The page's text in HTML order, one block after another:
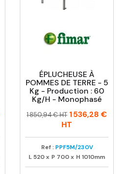
ÉPLUCHEUSE À
POMMES DE TERRE - 5
Kg - Production : 60
Kg/h - Monophasé
Prix
Prix
1 850,94 € HT 1 536,28 €
HT
Ref : PPF5M/230V
L520x P 700x H 1010mm